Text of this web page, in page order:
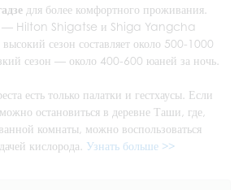
для более комфортного проживания.
— Hilton Shigatse и Shiga Yangcha
высокий сезон составляет около 500-1000
сезон — около 400-600 юаней за ночь.
есть только палатки и гестхаусы. Если
остановиться в деревне Таши, где,
комнаты, можно воспользоваться
кислорода. Узнать больше >>